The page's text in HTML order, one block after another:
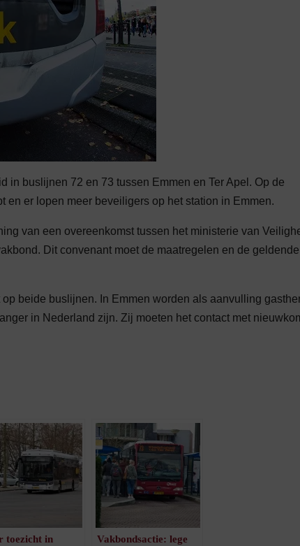
in buslijnen 72 en 73 tussen Emmen en Ter Apel. Op de
en er lopen meer beveiligers op het station in Emmen.
van een overeenkomst tussen het ministerie van
Dit convenant moet de maatregelen en de geldende
beide buslijnen. In Emmen worden als aanvulling
in Nederland zijn. Zij moeten het contact met
toezicht in
Vakbondsactie: lege